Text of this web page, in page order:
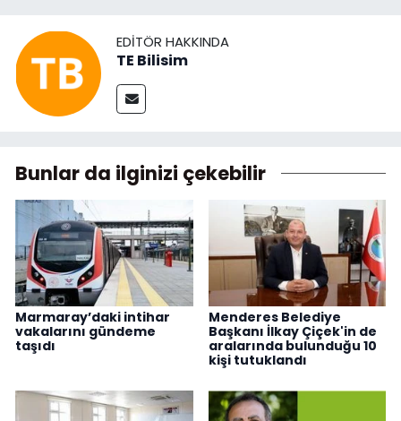
EDITÖR HAKKINDA
TE Bilisim
Bunlar da ilginizi çekebilir
Marmaray’daki intihar
vakalarını gündeme
taşıdı
Menderes Belediye
Başkanı İlkay Çiçek'in de
aralarında bulunduğu 10
kişi tutuklandı